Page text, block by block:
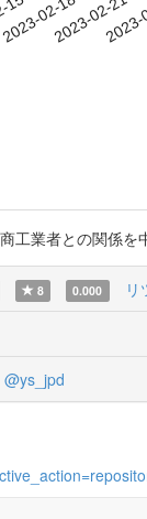
2023-02-182023-02-21
業者との関係
8 0.000
@ys_jpd